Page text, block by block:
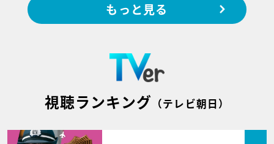
もっと見る
視聴ランキング （テレビ朝日）